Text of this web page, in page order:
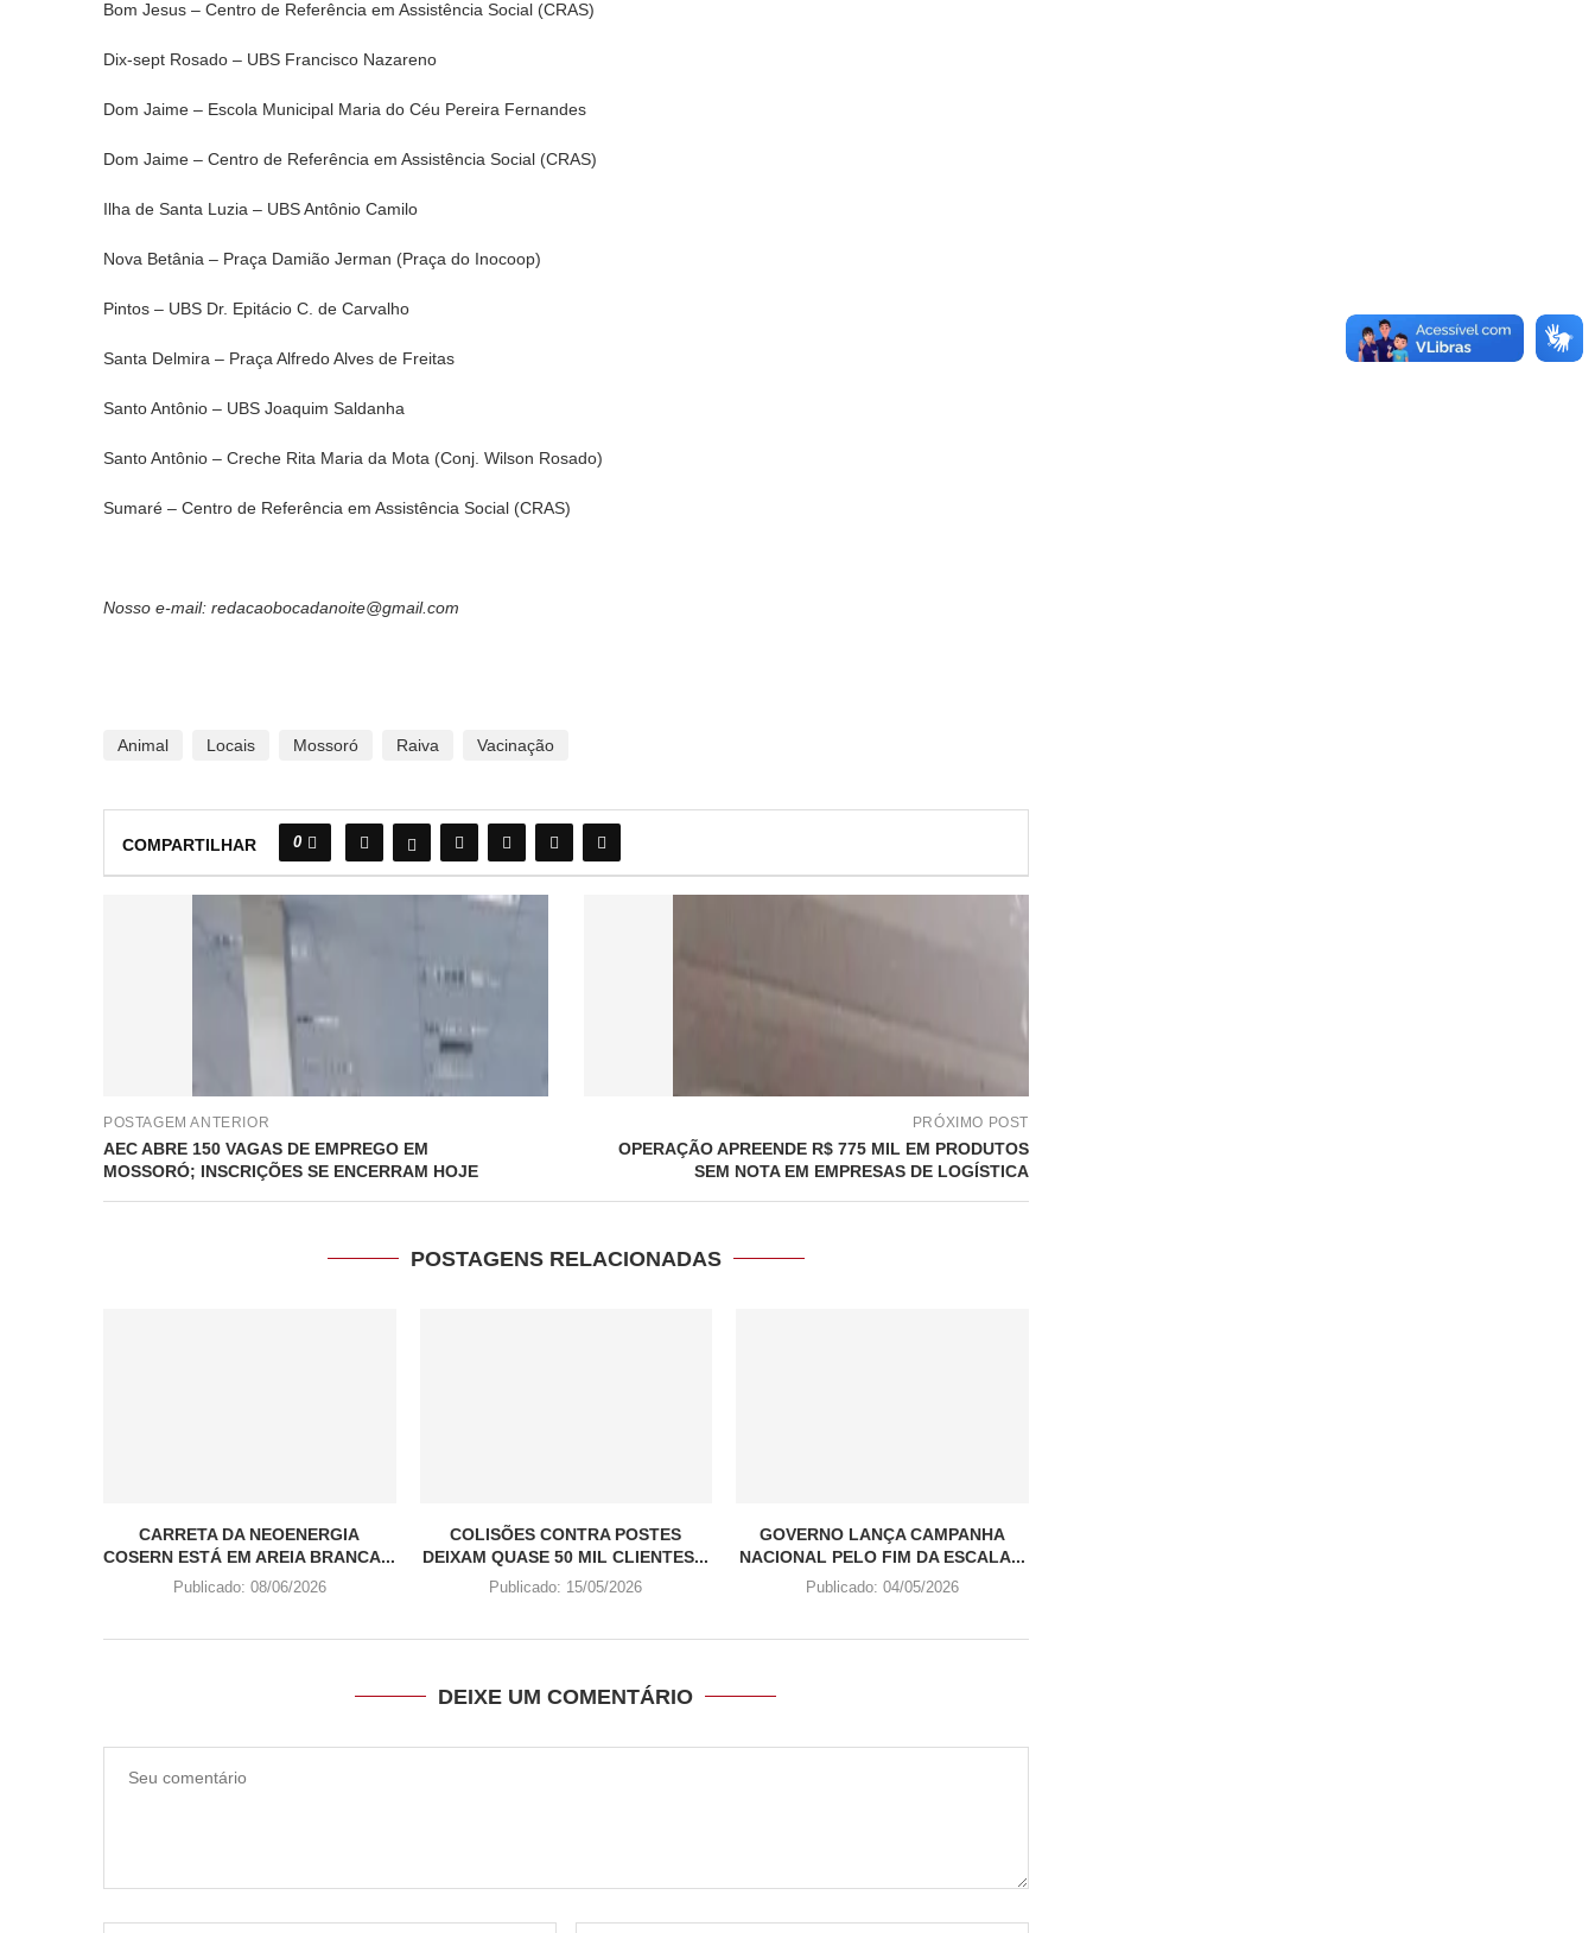
Bom Jesus – Centro de Referência em Assistência Social (CRAS)
Dix-sept Rosado – UBS Francisco Nazareno
Dom Jaime – Escola Municipal Maria do Céu Pereira Fernandes
Dom Jaime – Centro de Referência em Assistência Social (CRAS)
Ilha de Santa Luzia – UBS Antônio Camilo
Nova Betânia – Praça Damião Jerman (Praça do Inocoop)
Pintos – UBS Dr. Epitácio C. de Carvalho
Santa Delmira – Praça Alfredo Alves de Freitas
Santo Antônio – UBS Joaquim Saldanha
Santo Antônio – Creche Rita Maria da Mota (Conj. Wilson Rosado)
Sumaré – Centro de Referência em Assistência Social (CRAS)
Nosso e-mail: redacaobocadanoite@gmail.com
Animal Locais Mossoró Raiva Vacinação
COMPARTILHAR 0
POSTAGEM ANTERIOR
AEC ABRE 150 VAGAS DE EMPREGO EM
MOSSORÓ; INSCRIÇÕES SE ENCERRAM HOJE
PRÓXIMO POST
OPERAÇÃO APREENDE R$ 775 MIL EM PRODUTOS
SEM NOTA EM EMPRESAS DE LOGÍSTICA
POSTAGENS RELACIONADAS
CARRETA DA NEOENERGIA
COSERN ESTÁ EM AREIA BRANCA...
Publicado: 08/06/2026
COLISÕES CONTRA POSTES
DEIXAM QUASE 50 MIL CLIENTES...
Publicado: 15/05/2026
GOVERNO LANÇA CAMPANHA
NACIONAL PELO FIM DA ESCALA...
Publicado: 04/05/2026
DEIXE UM COMENTÁRIO